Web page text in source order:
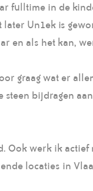
fulltime in de
Un1ek is
en als het kan,
graag wat er
bijdragen
Ook werk ik
locaties in